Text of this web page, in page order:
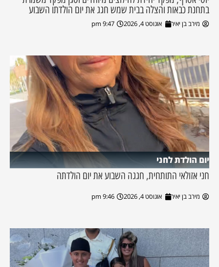
בתחנת כבאות והצלה בבית שמש חגג את יום הולדתו השבוע
מירב בן יאיר אוגוסט 4, 2026 9:47 pm
יום הולדת לחני
חני אזולאי התותחית, חגגה השבוע את יום הולדתה
מירב בן יאיר אוגוסט 4, 2026 9:46 pm